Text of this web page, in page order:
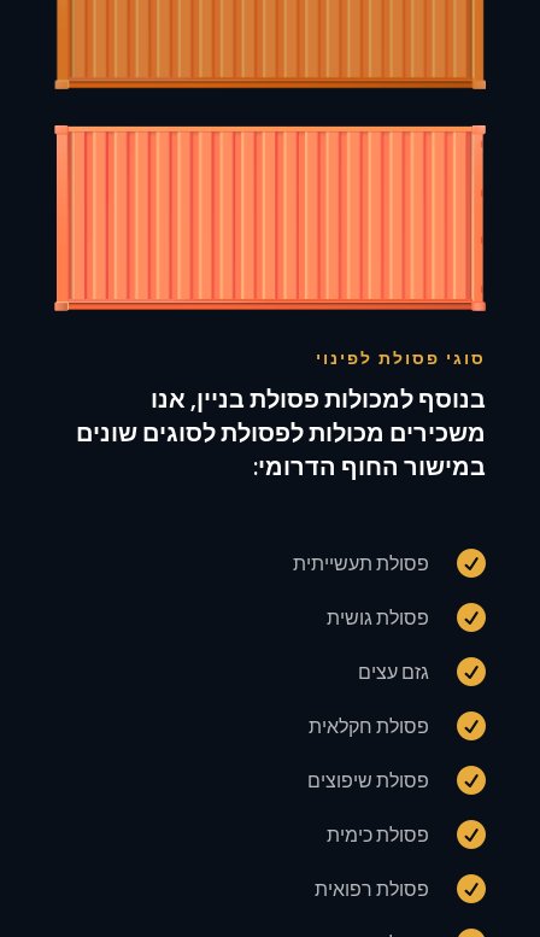
סוגי פסולת לפינוי
בנוסף למכולות פסולת בניין, אנו
משכירים מכולות לפסולת לסוגים שונים
במישור החוף הדרומי:
 פסולת תעשייתית
 פסולת גושית
 גזם עצים
 פסולת חקלאית
 פסולת שיפוצים
 פסולת כימית
 פסולת רפואית